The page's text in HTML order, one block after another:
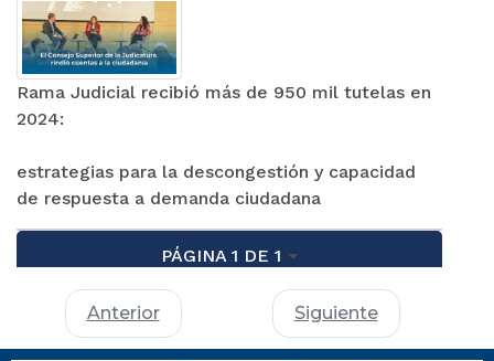
Rama Judicial recibió más de 950 mil tutelas en
2024:
estrategias para la descongestión y capacidad
de respuesta a demanda ciudadana
PÁGINA 1 DE 1
Anterior Siguiente